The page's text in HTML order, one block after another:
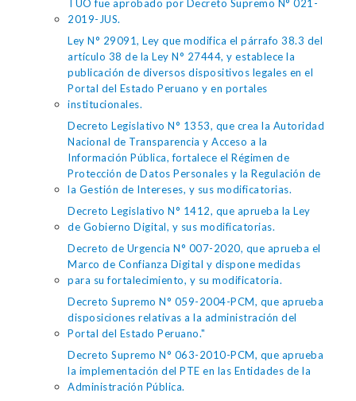
TUO fue aprobado por Decreto Supremo N° 021-
2019-JUS.
Ley N° 29091, Ley que modifica el párrafo 38.3 del
artículo 38 de la Ley N° 27444, y establece la
publicación de diversos dispositivos legales en el
Portal del Estado Peruano y en portales
institucionales.
Decreto Legislativo N° 1353, que crea la Autoridad
Nacional de Transparencia y Acceso a la
Información Pública, fortalece el Régimen de
Protección de Datos Personales y la Regulación de
la Gestión de Intereses, y sus modificatorias.
Decreto Legislativo N° 1412, que aprueba la Ley
de Gobierno Digital, y sus modificatorias.
Decreto de Urgencia N° 007-2020, que aprueba el
Marco de Confianza Digital y dispone medidas
para su fortalecimiento, y su modificatoria.
Decreto Supremo N° 059-2004-PCM, que aprueba
disposiciones relativas a la administración del
Portal del Estado Peruano."
Decreto Supremo N° 063-2010-PCM, que aprueba
la implementación del PTE en las Entidades de la
Administración Pública.